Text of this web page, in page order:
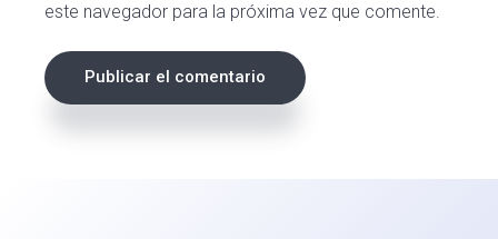
este navegador para la próxima vez que comente.